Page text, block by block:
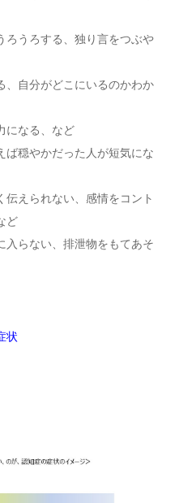
ろうろする、独り言をつぶや
、自分がどこにいるのかわか
になる、など
ば穏やかだった人が短気にな
えられない、感情をコント
ど
入らない、排泄物をもてあそ
状